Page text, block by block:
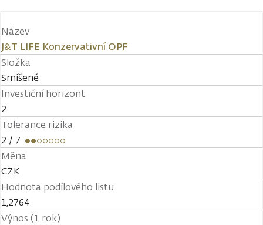
Název
J&T LIFE Konzervativní OPF
Složka
Smíšené
Investiční horizont
2
Tolerance rizika
2 / 7
Měna
CZK
Hodnota podílového listu
1,2764
Výnos (1 rok)